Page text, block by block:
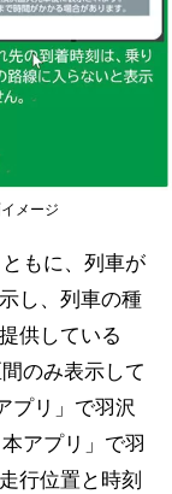
メージ
もに、列車が
し、列車の種
供している
のみ表示して
プリ」で羽沢
アプリ」で羽
行位置と時刻